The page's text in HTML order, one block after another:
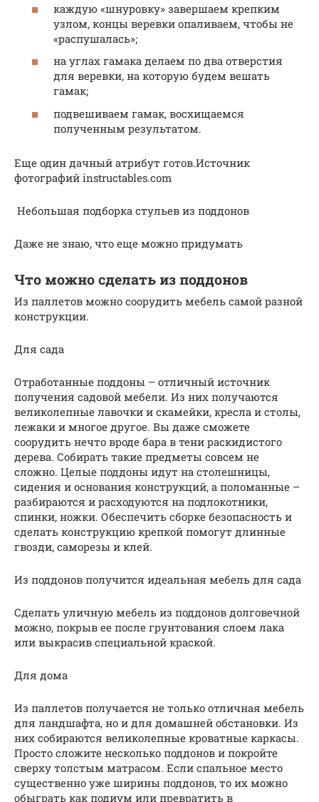
каждую «шнуровку» завершаем крепким
узлом, концы веревки опаливаем, чтобы не
«распушалась»;
на углах гамака делаем по два отверстия
для веревки, на которую будем вешать
гамак;
подвешиваем гамак, восхищаемся
полученным результатом.
Еще один дачный атрибут готов.Источник
фотографий instructables.com
Небольшая подборка стульев из поддонов
Даже не знаю, что еще можно придумать
Что можно сделать из поддонов
Из паллетов можно соорудить мебель самой разной
конструкции.
Для сада
Отработанные поддоны – отличный источник
получения садовой мебели. Из них получаются
великолепные лавочки и скамейки, кресла и столы,
лежаки и многое другое. Вы даже сможете
соорудить нечто вроде бара в тени раскидистого
дерева. Собирать такие предметы совсем не
сложно. Целые поддоны идут на столешницы,
сидения и основания конструкций, а поломанные –
разбираются и расходуются на подлокотники,
спинки, ножки. Обеспечить сборке безопасность и
сделать конструкцию крепкой помогут длинные
гвозди, саморезы и клей.
Из поддонов получится идеальная мебель для сада
Сделать уличную мебель из поддонов долговечной
можно, покрыв ее после грунтования слоем лака
или выкрасив специальной краской.
Для дома
Из паллетов получается не только отличная мебель
для ландшафта, но и для домашней обстановки. Из
них собираются великолепные кроватные каркасы.
Просто сложите несколько поддонов и покройте
сверху толстым матрасом. Если спальное место
существенно уже ширины поддонов, то их можно
обыграть как подиум или превратить в